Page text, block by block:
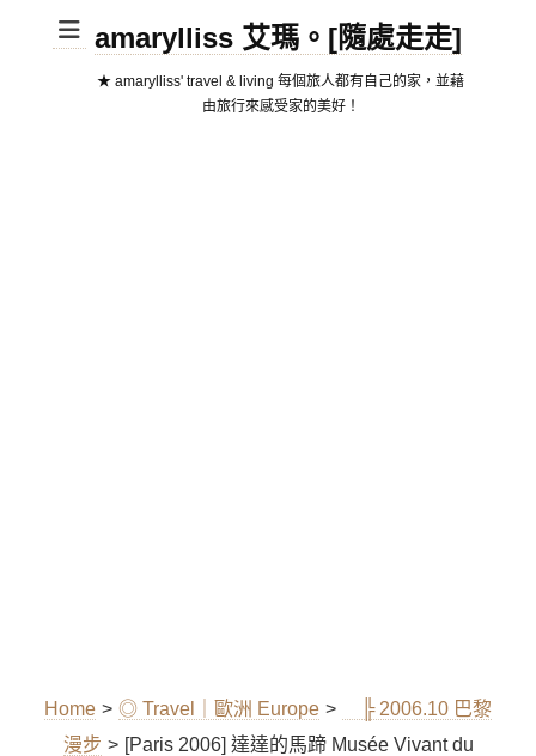
amarylliss 艾瑪。[隨處走走]
★ amarylliss' travel & living 每個旅人都有自己的家，並藉
由旅行來感受家的美好！
Home > ◎ Travel｜歐洲 Europe >
╠ 2006.10 巴黎
漫步 > [Paris 2006] 達達的馬蹄 Musée Vivant du